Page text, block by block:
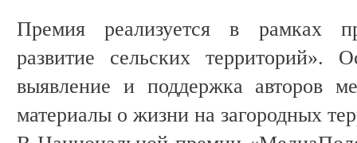
Премия реализуется в рамках
развитие сельских территорий».
выявление и поддержка авторов
материалы о жизни на загородных